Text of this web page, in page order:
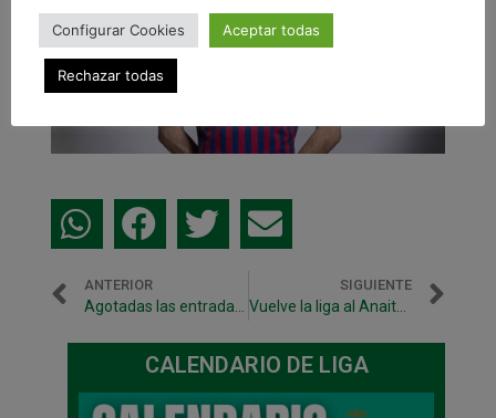
ANTERIOR SIGUIENTE
Vuelve la liga al Anaitasuna con la visita de Jaén Paraíso Interior
CALENDARIO DE LIGA
Configurar Cookies Aceptar todas
Rechazar todas